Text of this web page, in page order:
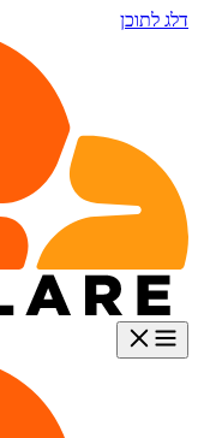
דלג לתוכן